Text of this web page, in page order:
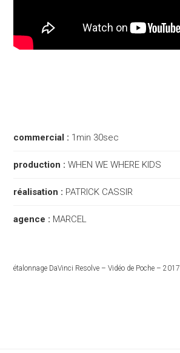
commercial : 1min 30sec
production :WHEN WE WHERE KIDS
réalisation : PATRICK CASSIR
agence : MARCEL
étalonnage DaVinci Resolve – Vidéo de Poche – 2017